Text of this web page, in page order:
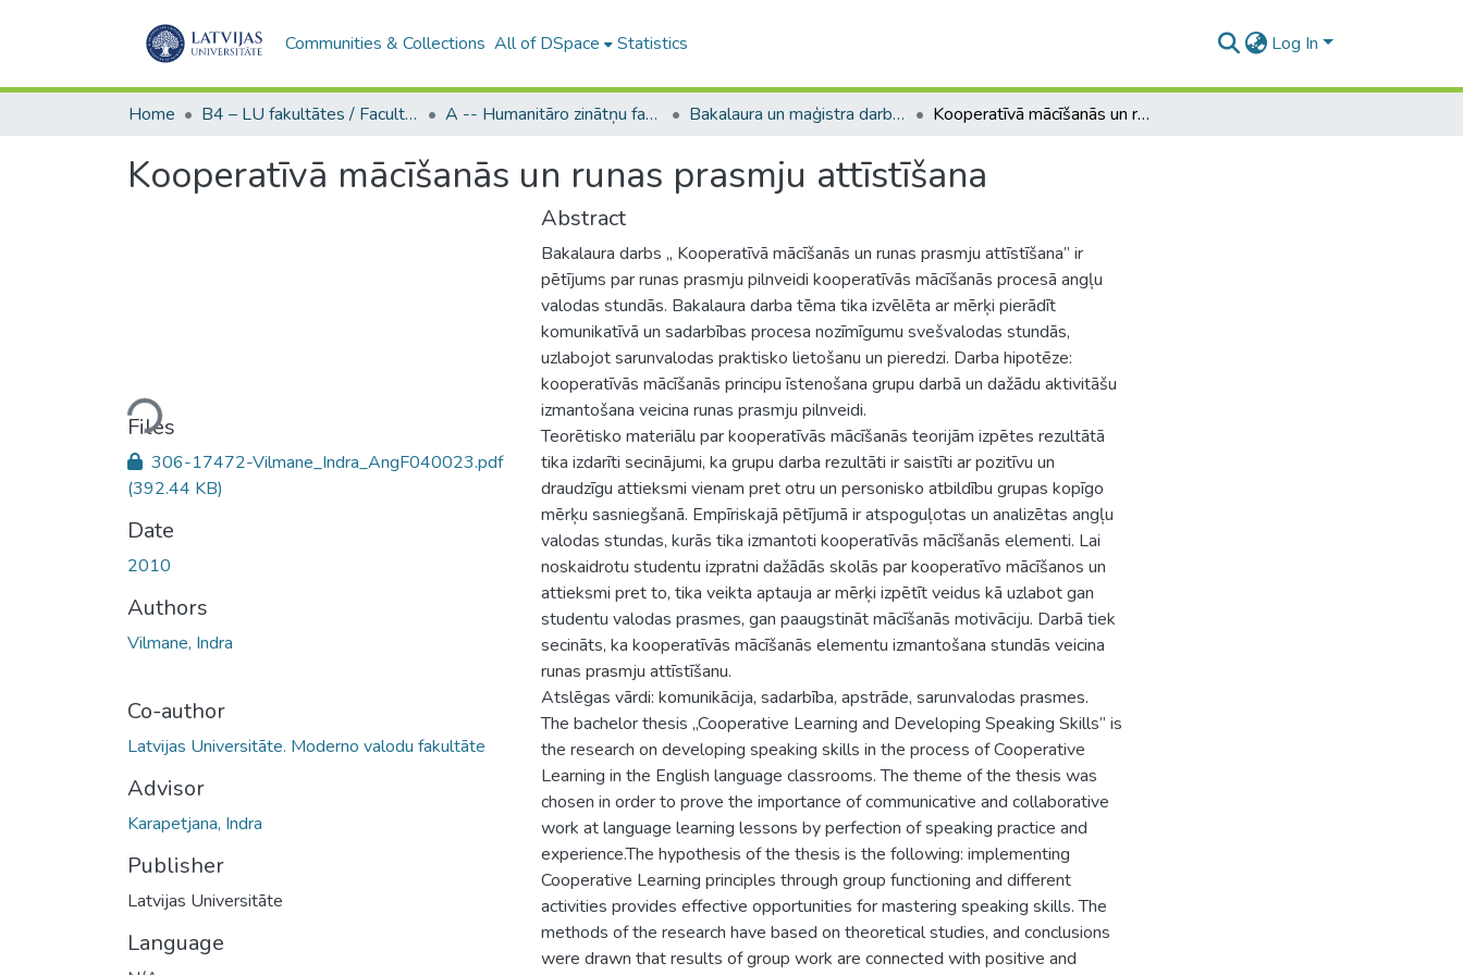
Communities & Collections All of DSpace Statistics Log In
Home B4 – LU fakultātes / Faculties of the UL A -- Humanitāro zinātņu fakultāte / Faculty of Humanities Bakalaura un maģistra darbi (HZF) / Bachelor's and Master's theses Kooperatīvā mācīšanās un runas prasmju attīstīšana
Kooperatīvā mācīšanās un runas prasmju attīstīšana
Loading...
Files
306-17472-Vilmane_Indra_AngF040023.pdf
(392.44 KB)
Date
2010
Authors
Vilmane, Indra
Co-author
Latvijas Universitāte. Moderno valodu fakultāte
Advisor
Karapetjana, Indra
Publisher
Latvijas Universitāte
Language
Abstract
Bakalaura darbs „ Kooperatīvā mācīšanās un runas prasmju attīstīšana” ir
pētījums par runas prasmju pilnveidi kooperatīvās mācīšanās procesā angļu
valodas stundās. Bakalaura darba tēma tika izvēlēta ar mērķi pierādīt
komunikatīvā un sadarbības procesa nozīmīgumu svešvalodas stundās,
uzlabojot sarunvalodas praktisko lietošanu un pieredzi. Darba hipotēze:
kooperatīvās mācīšanās principu īstenošana grupu darbā un dažādu aktivitāšu
izmantošana veicina runas prasmju pilnveidi.
Teorētisko materiālu par kooperatīvās mācīšanās teorijām izpētes rezultātā
tika izdarīti secinājumi, ka grupu darba rezultāti ir saistīti ar pozitīvu un
draudzīgu attieksmi vienam pret otru un personisko atbildību grupas kopīgo
mērķu sasniegšanā. Empīriskajā pētījumā ir atspoguļotas un analizētas angļu
valodas stundas, kurās tika izmantoti kooperatīvās mācīšanās elementi. Lai
noskaidrotu studentu izpratni dažādās skolās par kooperatīvo mācīšanos un
attieksmi pret to, tika veikta aptauja ar mērķi izpētīt veidus kā uzlabot gan
studentu valodas prasmes, gan paaugstināt mācīšanās motivāciju. Darbā tiek
secināts, ka kooperatīvās mācīšanās elementu izmantošana stundās veicina
runas prasmju attīstīšanu.
Atslēgas vārdi: komunikācija, sadarbība, apstrāde, sarunvalodas prasmes.
The bachelor thesis „Cooperative Learning and Developing Speaking Skills” is
the research on developing speaking skills in the process of Cooperative
Learning in the English language classrooms. The theme of the thesis was
chosen in order to prove the importance of communicative and collaborative
work at language learning lessons by perfection of speaking practice and
experience.The hypothesis of the thesis is the following: implementing
Cooperative Learning principles through group functioning and different
activities provides effective opportunities for mastering speaking skills. The
methods of the research have based on theoretical studies, and conclusions
were drawn that results of group work are connected with positive and